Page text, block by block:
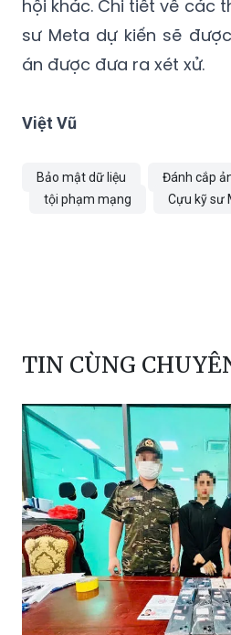
án được đưa ra xét xử.
Việt Vũ
Bảo mật dữ liệu